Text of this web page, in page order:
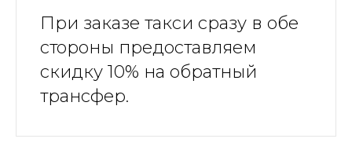
При заказе такси сразу в обе
стороны предоставляем
скидку 10% на обратный
трансфер.